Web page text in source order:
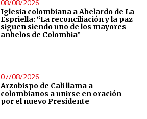
Iglesia colombiana a Abelardo de La
Espriella: “La reconciliación y la paz
siguen siendo uno de los mayores
anhelos de Colombia”
07/08/2026
Arzobispo de Cali llama a
colombianos a unirse en oración
por el nuevo Presidente